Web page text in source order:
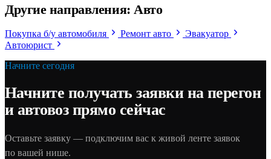
Другие направления: Авто
Покупка б/у автомобиля Ремонт авто
Эвакуатор
Автоюрист
Начните сегодня
Начните получать заявки на перегон
и автовоз прямо сейчас
Оставьте заявку — подключим вас к живой ленте заявок
по вашей нише.